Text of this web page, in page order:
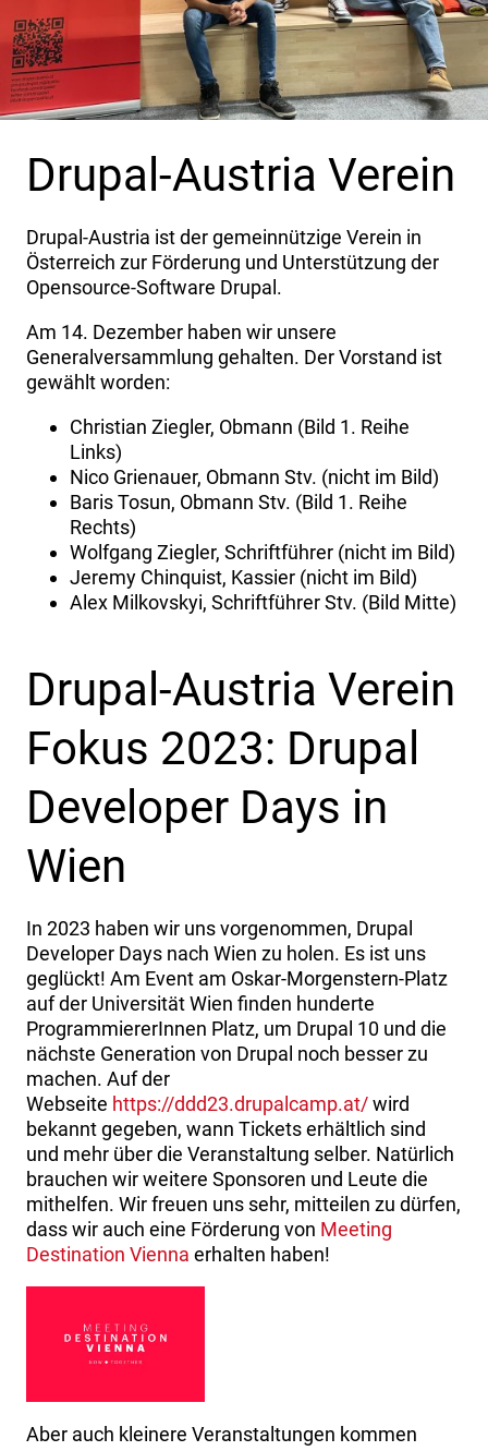
Drupal-Austria Verein
Drupal-Austria ist der gemeinnützige Verein in
Österreich zur Förderung und Unterstützung der
Opensource-Software Drupal.
Am 14. Dezember haben wir unsere
Generalversammlung gehalten. Der Vorstand ist
gewählt worden:
Christian Ziegler, Obmann (Bild 1. Reihe
Links)
Nico Grienauer, Obmann Stv. (nicht im Bild)
Baris Tosun, Obmann Stv. (Bild 1. Reihe
Rechts)
Wolfgang Ziegler, Schriftführer (nicht im Bild)
Jeremy Chinquist, Kassier (nicht im Bild)
Alex Milkovskyi, Schriftführer Stv. (Bild Mitte)
Drupal-Austria Verein
Fokus 2023: Drupal
Developer Days in
Wien
In 2023 haben wir uns vorgenommen, Drupal
Developer Days nach Wien zu holen. Es ist uns
geglückt! Am Event am Oskar-Morgenstern-Platz
auf der Universität Wien finden hunderte
ProgrammiererInnen Platz, um Drupal 10 und die
nächste Generation von Drupal noch besser zu
machen. Auf der
Webseite https://ddd23.drupalcamp.at/wird
bekannt gegeben, wann Tickets erhältlich sind
und mehr über die Veranstaltung selber. Natürlich
brauchen wir weitere Sponsoren und Leute die
mithelfen. Wir freuen uns sehr, mitteilen zu dürfen,
dass wir auch eine Förderung von Meeting
Destination Vienna erhalten haben!
Aber auch kleinere Veranstaltungen kommen